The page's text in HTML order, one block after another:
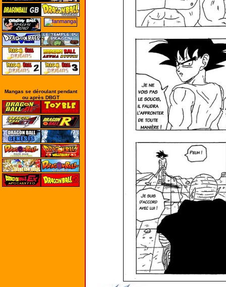
Mangas se déroulant pendant
ou après DBGT